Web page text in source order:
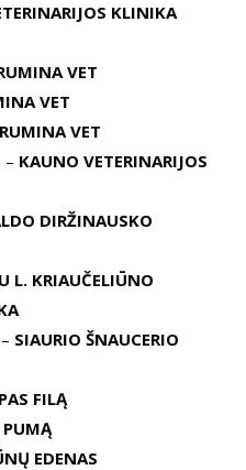
KLINIKA
VET
VET
RUMINA VET
– KAUNO VETERINARIJOS
DIRŽINAUSKO
L. KRIAUČELIŪNO
SIAURIO ŠNAUCERIO
PAS FILĄ
PUMĄ
EDENAS